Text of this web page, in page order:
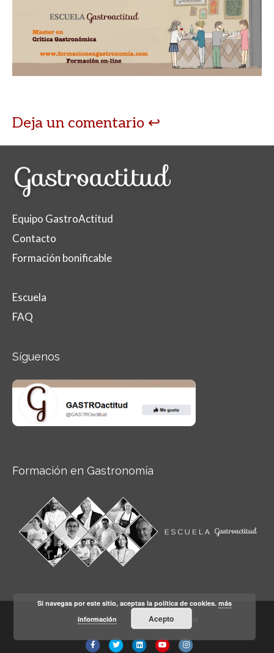
Deja un comentario
Equipo GastroActitud
Contacto
Formación bonificable
Escuela
FAQ
Síguenos
Formación en Gastronomía
Aviso legal Condiciones de Uso
FacebookTwitterLinkedinYoutubeInstagram
Si navegas por este sitio, aceptas la política de cookies.más
información
Acepto